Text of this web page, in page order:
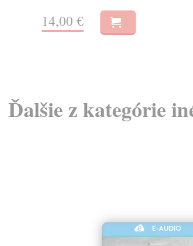
14,00 €
Ďalšie z kategórie
E-AUDIO